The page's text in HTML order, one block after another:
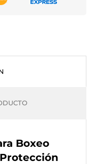
Boxeo
Protección